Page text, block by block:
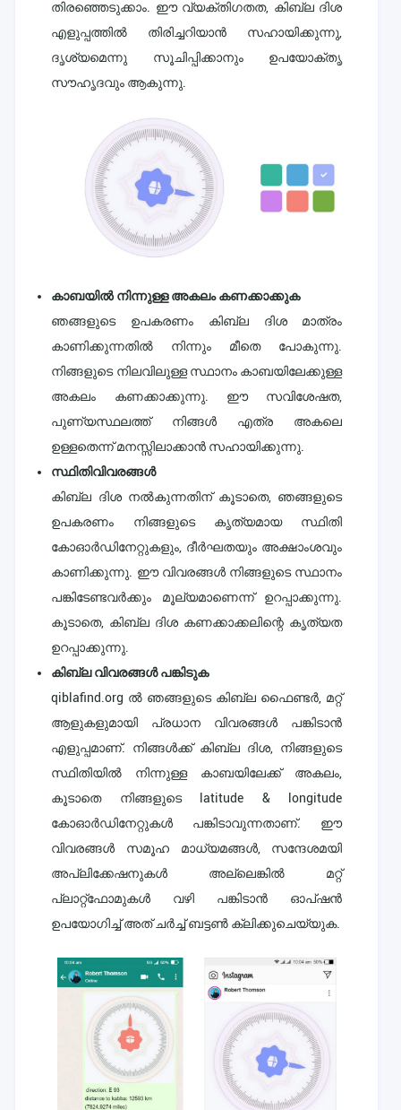
തിരഞ്ഞെടുക്കാം. ഈ വ്യക്തിഗതത, കിബ്ല ദിശ
എളുപ്പത്തിൽ തിരിച്ചറിയാൻ സഹായിക്കുന്നു,
ദൃശ്യമെന്നു സൂചിപ്പിക്കാനും ഉപയോക്തൃ
സൗഹൃദവും ആകുന്നു.
കാബയിൽ നിന്നുള്ള അകലം കണക്കാക്കുക
ഞങ്ങളുടെ ഉപകരണം കിബ്ല ദിശ മാത്രം
കാണിക്കുന്നതിൽ നിന്നും മീതെ പോകുന്നു.
നിങ്ങളുടെ നിലവിലുള്ള സ്ഥാനം കാബയിലേക്കുള്ള
അകലം കണക്കാക്കുന്നു. ഈ സവിശേഷത,
പുണ്യസ്ഥലത്ത് നിങ്ങൾ എത്ര അകലെ
ഉള്ളതെന്ന് മനസ്സിലാക്കാൻ സഹായിക്കുന്നു.
സ്ഥിതിവിവരങ്ങൾ
കിബ്ല ദിശ നൽകുന്നതിന് കൂടാതെ, ഞങ്ങളുടെ
ഉപകരണം നിങ്ങളുടെ കൃത്യമായ സ്ഥിതി
കോഓർഡിനേറ്റുകളും, ദീർഘതയും അക്ഷാംശവും
കാണിക്കുന്നു. ഈ വിവരങ്ങൾ നിങ്ങളുടെ സ്ഥാനം
പങ്കിടേണ്ടവർക്കും മൂല്യമാണെന്ന് ഉറപ്പാക്കുന്നു.
കൂടാതെ, കിബ്ല ദിശ കണക്കാക്കലിന്റെ കൃത്യത
ഉറപ്പാക്കുന്നു.
കിബ്ല വിവരങ്ങൾ പങ്കിടുക
qiblafind.org ൽ ഞങ്ങളുടെ കിബ്ല ഫൈണ്ടർ, മറ്റ്
ആളുകളുമായി പ്രധാന വിവരങ്ങൾ പങ്കിടാൻ
എളുപ്പമാണ്. നിങ്ങൾക്ക് കിബ്ല ദിശ, നിങ്ങളുടെ
സ്ഥിതിയിൽ നിന്നുള്ള കാബയിലേക്ക് അകലം,
കൂടാതെ നിങ്ങളുടെ latitude & longitude
കോഓർഡിനേറ്റുകൾ പങ്കിടാവുന്നതാണ്. ഈ
വിവരങ്ങൾ സമൂഹ മാധ്യമങ്ങൾ, സന്ദേശമയി
അപ്ലിക്കേഷനുകൾ അല്ലെങ്കിൽ മറ്റ്
പ്ലാറ്റ്ഫോമുകൾ വഴി പങ്കിടാൻ ഓപ്ഷൻ
ഉപയോഗിച്ച് അത് ചർച്ച് ബട്ടൺ ക്ലിക്കുചെയ്യുക.